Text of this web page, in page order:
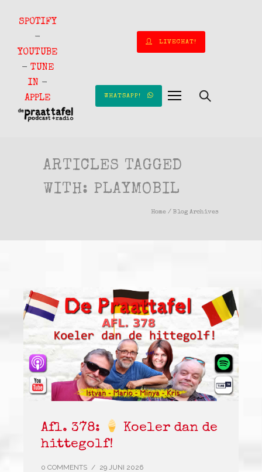
SPOTIFY
-
YOUTUBE
- TUNE
IN -
APPLE
LIVECHAT!
WHATSAPP!
ARTICLES TAGGED
WITH: PLAYMOBIL
Home / Blog Archives
Afl. 378:
Koeler dan de
hittegolf!
0 COMMENTS / 29 JUNI 2026